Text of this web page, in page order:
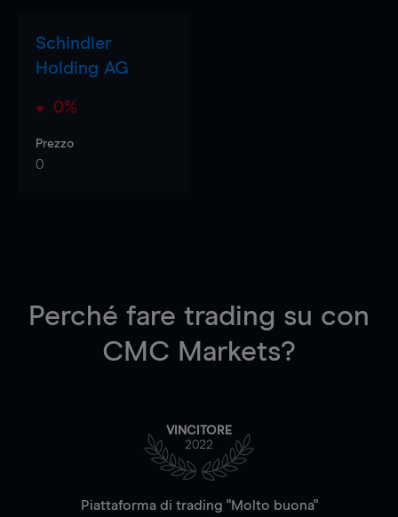
Schindler
Holding AG
0%
Prezzo
0
Perché fare trading su con
CMC Markets?
VINCITORE
2022
Piattaforma di trading "Molto buona"